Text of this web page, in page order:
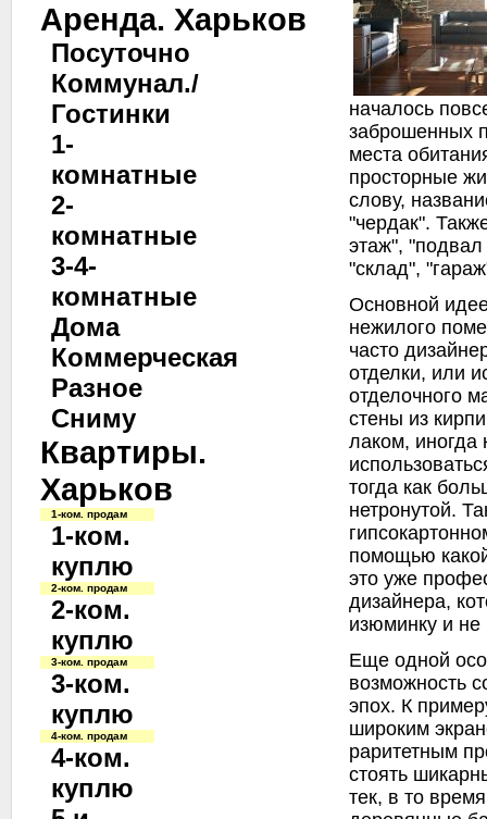
Аренда. Харьков
Посуточно
Коммунал./
Гостинки
1-
комнатные
2-
комнатные
3-4-
комнатные
Дома
Коммерческая
Разное
Сниму
Квартиры.
Харьков
1-ком. продам
1-ком.
куплю
2-ком. продам
2-ком.
куплю
3-ком. продам
3-ком.
куплю
4-ком. продам
4-ком.
куплю
началось
заброшенных
места
просторные
слову,
"чердак".
этаж",
"склад",
Основной
нежилого
часто
отделки, или
отделочного
стены из
лаком, иногда
тогда как
нетронутой.
помощью
это уже
дизайнера,
изюминку и не
Еще одной
возможность
эпох. К
широким
раритетным
стоять
тек, в то